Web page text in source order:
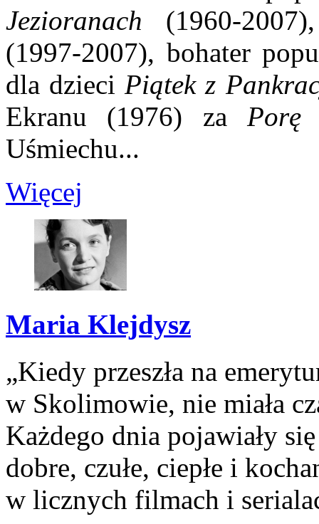
Jezioranach (1960-
(1997-2007), bohater
dla dzieciPiątek z
Ekranu (1976) za Porę
Uśmiechu...
Więcej
Maria Klejdysz
„Kiedy przeszła na
w Skolimowie, nie miała
Każdego dnia pojawiały
dobre, czułe, ciepłe i
w licznych filmach i